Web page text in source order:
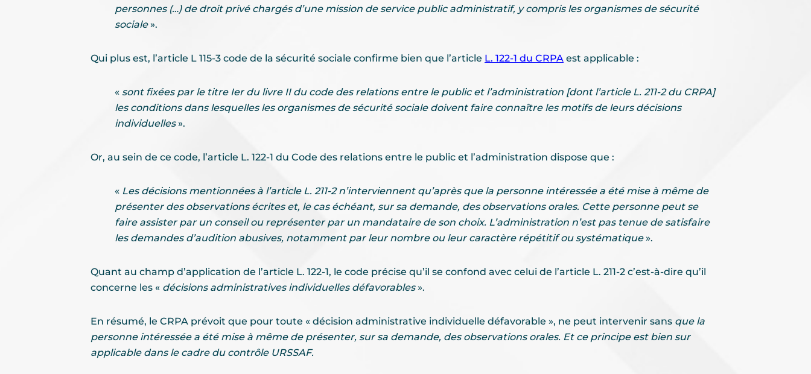
personnes (…) de droit privé chargés d’une mission de service public administratif, y compris les organismes de sécurité
sociale».
Qui plus est, l’article L 115-3 code de la sécurité sociale confirme bien que l’article L. 122-1 du CRPA est applicable :
« sont fixées par le titre Ier du livre II du code des relations entre le public et l’administration [dont l’article L. 211-2 du CRPA]
les conditions dans lesquelles les organismes de sécurité sociale doivent faire connaître les motifs de leurs décisions
individuelles».
Or, au sein de ce code, l’article L. 122-1 du Code des relations entre le public et l’administration dispose que :
« Les décisions mentionnées à l’article L. 211-2 n’interviennent qu’après que la personne intéressée a été mise à même de
présenter des observations écrites et, le cas échéant, sur sa demande, des observations orales. Cette personne peut se
faire assister par un conseil ou représenter par un mandataire de son choix. L’administration n’est pas tenue de satisfaire
les demandes d’audition abusives, notamment par leur nombre ou leur caractère répétitif ou systématique».
Quant au champ d’application de l’article L. 122-1, le code précise qu’il se confond avec celui de l’article L. 211-2 c’est-à-dire qu’il
concerne les « décisions administratives individuelles défavorables».
En résumé, le CRPA prévoit que pour toute « décision administrative individuelle défavorable », ne peut intervenir sans que la
personne intéressée a été mise à même de présenter, sur sa demande, des observations orales. Et ce principe est bien sur
applicable dans le cadre du contrôle URSSAF.